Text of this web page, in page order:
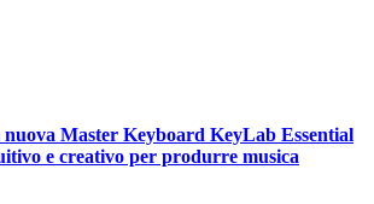
Master Keyboard KeyLab Essential
e creativo per produrre musica